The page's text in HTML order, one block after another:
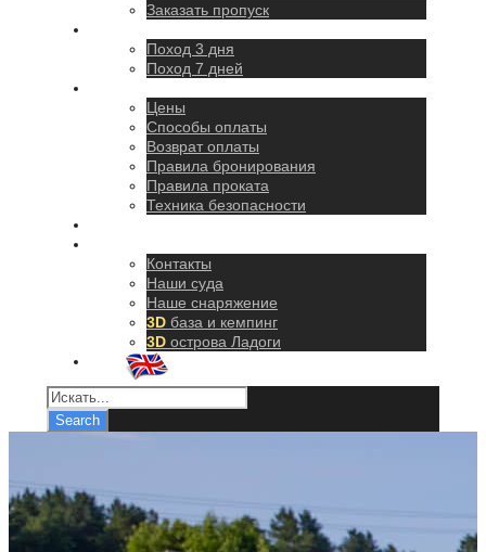
Заказать пропуск
Поход 3 дня
Поход 7 дней
Цены
Способы оплаты
Возврат оплаты
Правила бронирования
Правила проката
Техника безопасности
Контакты
Наши суда
Наше снаряжение
3D база и кемпинг
3D острова Ладоги